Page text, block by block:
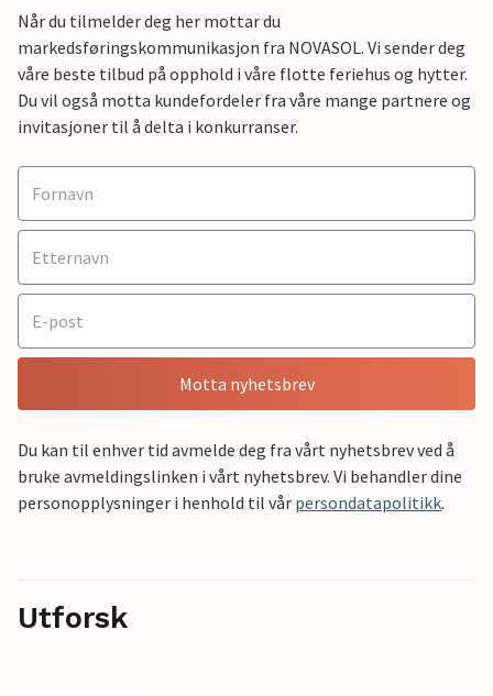
Når du tilmelder deg her mottar du
markedsføringskommunikasjon fra NOVASOL. Vi sender deg
våre beste tilbud på opphold i våre flotte feriehus og hytter.
Du vil også motta kundefordeler fra våre mange partnere og
invitasjoner til å delta i konkurranser.
Motta nyhetsbrev
Du kan til enhver tid avmelde deg fra vårt nyhetsbrev ved å
bruke avmeldingslinken i vårt nyhetsbrev. Vi behandler dine
personopplysninger i henhold til vår persondatapolitikk.
Utforsk